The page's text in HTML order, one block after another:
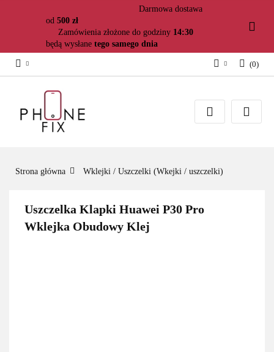
Darmowa dostawa
od 500 zł
Zamówienia złożone do godziny 14:30
będą wysłane tego samego dnia
Załóż konto
(0)
Strona główna Wklejki / Uszczelki (Wkejki / uszczelki)
Uszczelka Klapki Huawei P30 Pro
Wklejka Obudowy Klej